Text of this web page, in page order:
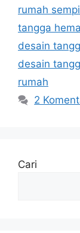
rumah
tangga
desain
desain
rumah
2
Cari